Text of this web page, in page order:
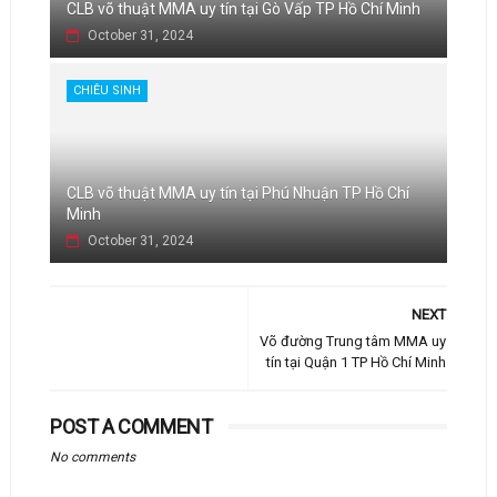
CLB võ thuật MMA uy tín tại Gò Vấp TP Hồ Chí Minh
October 31, 2024
CHIÊU SINH
CLB võ thuật MMA uy tín tại Phú Nhuận TP Hồ Chí
Minh
October 31, 2024
NEXT
Võ đường Trung tâm MMA uy
tín tại Quận 1 TP Hồ Chí Minh
POST A COMMENT
No comments